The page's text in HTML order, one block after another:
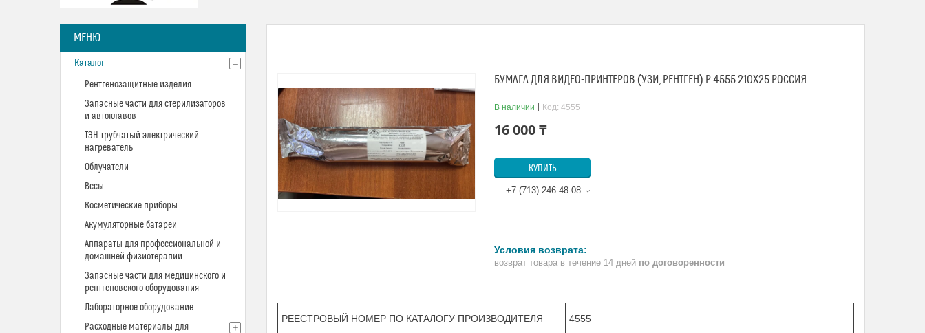
БУМАГА ДЛЯ ВИДЕО-ПРИНТЕРОВ (УЗИ, РЕНТГЕН) Р.4555 210Х25 РОССИЯ
В наличии Код: 4555
16 000 ₸
КУПИТЬ
+7 (713) 246-48-08
возврат товара в течение 14 дней по договоренности
РЕЕСТРОВЫЙ НОМЕР ПО КАТАЛОГУ ПРОИЗВОДИТЕЛЯ 4555
Каталог
Рентгенозащитные изделия
Запасные части для стерилизаторов
и автоклавов
ТЭН трубчатый электрический
нагреватель
Облучатели
Весы
Косметические приборы
Акумуляторные батареи
Аппараты для профессиональной и
домашней физиотерапии
Запасные части для медицинского и
рентгеновского оборудования
Лабораторное оборудование
Расходные материалы для